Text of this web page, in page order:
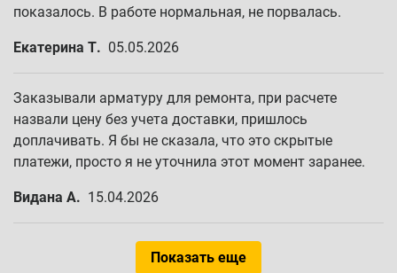
показалось. В работе нормальная, не порвалась.
Екатерина Т. 05.05.2026
Заказывали арматуру для ремонта, при расчете
назвали цену без учета доставки, пришлось
доплачивать. Я бы не сказала, что это скрытые
платежи, просто я не уточнила этот момент заранее.
Видана А. 15.04.2026
Показать еще